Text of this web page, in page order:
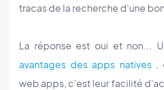
tracas de la recherche d'une
La réponse est oui et non...
avantages des apps natives,
web apps, c'est leur facilité